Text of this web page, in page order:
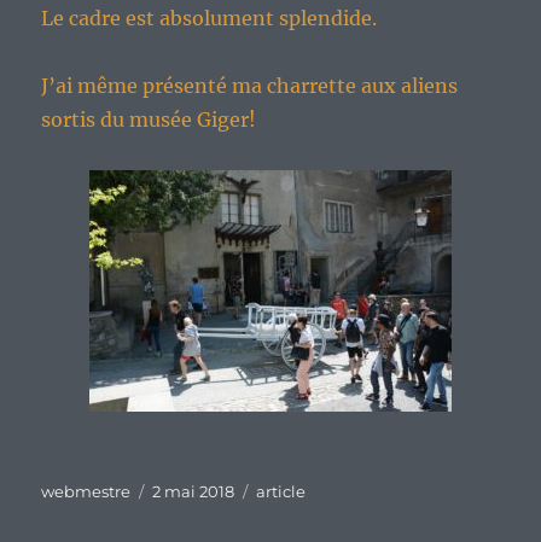
Le cadre est absolument splendide.
J’ai même présenté ma charrette aux aliens
sortis du musée Giger!
Auteur
webmestre
Publié
2 mai 2018 Catégories
article